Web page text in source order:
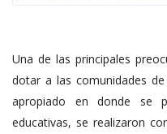
Una de las principales
dotar a las comunidades
apropiado en donde se
educativas, se realizaron